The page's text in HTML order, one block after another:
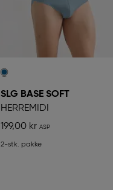
SLG BASE SOFT
HERREMIDI
199,00 kr
2-stk. pakke